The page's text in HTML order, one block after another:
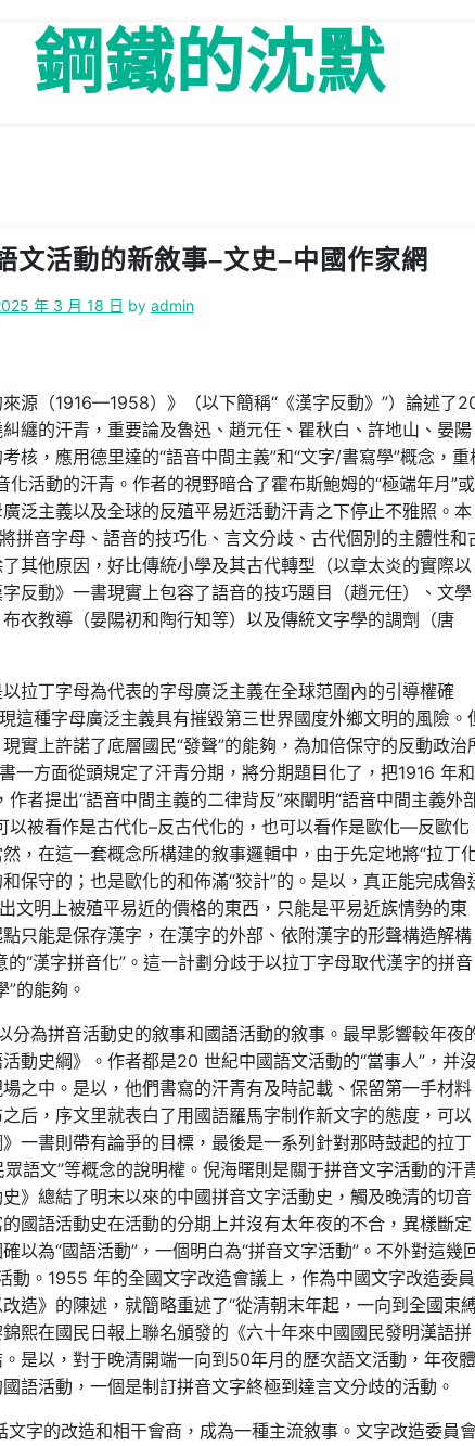
鋼鐵的沈默
文活動的新敘事–文史–中國作家網
年 3 月 18 日 by admin
源（1916—1958）》（以下簡稱“《漢字反動》”）論述了
纏的汗青，重要論及魯迅、趙元任、瞿秋白、許地山、晏陽
核，應用德里達的“語音中間主義”和“文字/書寫學”概念，重
活動的汗青。作者的視野暗合了霍布斯鮑姆的“極端年月”或
泛主義以及全球的反殖平易近活動汗青之下停止不雅照。本
拼音字母、語音的技巧化、言文分歧、古代個別的主體性和
其他原因，好比傳統小學及其古代轉型（以章太炎的實際以
反動》一書現實上包容了語音的技巧題目（趙元任）、文學
衣教導（晏陽初和陶行知等）以及傳統文字學的調劑（唐
拉丁字母為代表的字母廣泛主義在全球范圍內的引導權確
這種字母廣泛主義具有摧毀第三世界國度外鄉文明的風險。
實上許諾了底層國民“發聲”的能夠，為加倍保守的反動政治
一方面從頭規定了汗青分期，將分期題目化了，把1916 年和
者提出“語音中間主義的二律背反”來闡明“語音中間主義外
被看作是古代化–反古代化的，也可以看作是歐化—反歐化
，在這一套概念所構建的敘事邏輯中，由于先定地將“拉丁
保守的；也是歐化的和佈滿“狡計”的。是以，真正能完成魯
文明上被殖平易近的價格的東西，只能是平易近族情勢的東
只能是保存漢字，在漢字的外部、依附漢字的形聲構造解構
“漢字拼音化”。這一計劃分歧于以拉丁字母取代漢字的拼音
的能夠。
為拼音活動史的敘事和國語活動的敘事。最早影響較年夜
動史綱》。作者都是20 世紀中國語文活動的“當事人”，并沒
之中。是以，他們書寫的汗青有及時記載、保留第一手材料
后，序文里就表白了用國語羅馬字制作新文字的態度，可以
一書則帶有論爭的目標，最後是一系列針對那時鼓起的拉丁
語文”等概念的說明權。倪海曙則是關于拼音文字活動的汗
》總結了明末以來的中國拼音文字活動史，觸及晚清的切音
國語活動史在活動的分期上并沒有太年夜的不合，異樣斷定
以為“國語活動”，一個明白為“拼音文字活動”。不外對這幾
。1955 年的全國文字改造會議上，作為中國文字改造委員
造》的陳述，就簡略重述了“從清朝末年起，一向到全國束
熙在國民日報上聯名頒發的《六十年來中國國民發明漢語拼
是以，對于晚清開端一向到50年月的歷次語文活動，年夜體
語活動，一個是制訂拼音文字終極到達言文分歧的活動。
字的改造和相干會商，成為一種主流敘事。文字改造委員